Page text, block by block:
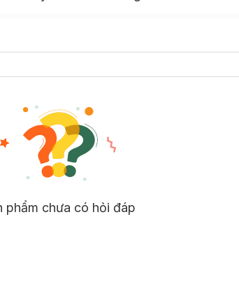
phẩm chưa có hỏi đáp